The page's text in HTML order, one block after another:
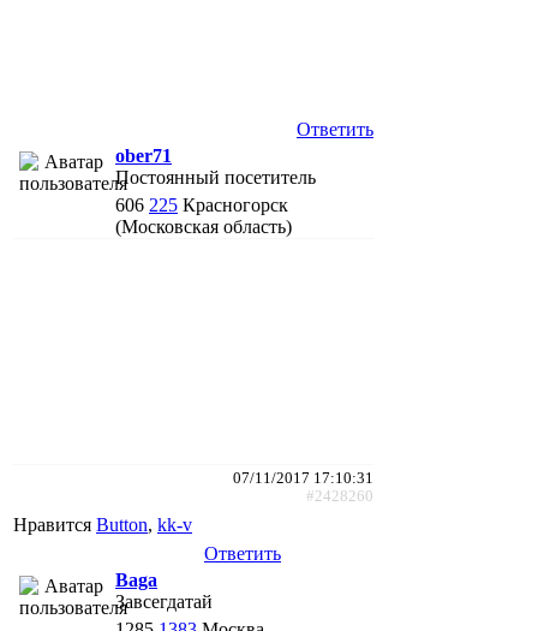
Ответить
ober71
Постоянный посетитель
606 225 Красногорск
(Московская область)
07/11/2017 17:10:31
#2428260
Нравится Button, kk-v
Ответить
Baga
Завсегдатай